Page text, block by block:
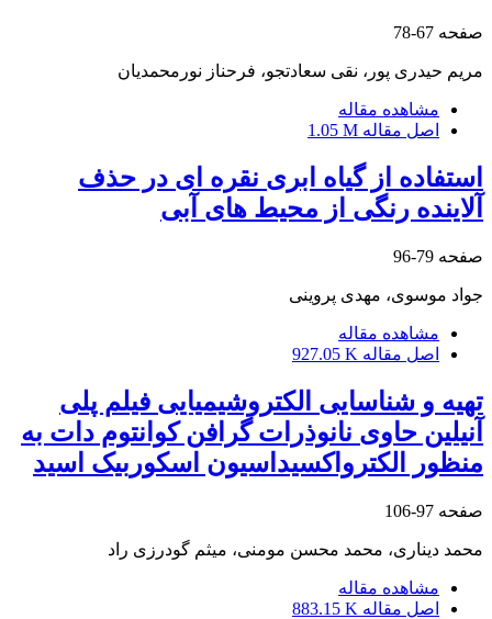
صفحه 67-78
مریم حیدری پور، نقی سعادتجو، فرحناز نورمحمدیان
مشاهده مقاله
اصل مقاله 1.05 M
استفاده از گیاه ابری نقره ای در حذف
آلاینده رنگی از محیط های آبی
صفحه 79-96
جواد موسوی، مهدی پروینی
مشاهده مقاله
اصل مقاله 927.05 K
تهیه و شناسایی الکتروشیمیایی فیلم پلی
آنیلین حاوی نانوذرات گرافن کوانتوم دات به
منظور الکترواکسیداسیون اسکوربیک اسید
صفحه 97-106
محمد دیناری، محمد محسن مومنی، میثم گودرزی راد
مشاهده مقاله
اصل مقاله 883.15 K